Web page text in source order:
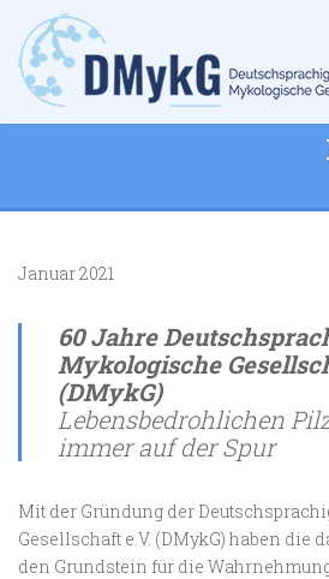
Januar 2021
60 Jahre
Mykologische
(DMykG)
Lebensbedrohlichen
immer auf der Spur
Mit der Gründung der
Gesellschaft e.V. (DMykG) haben die
den Grundstein für die